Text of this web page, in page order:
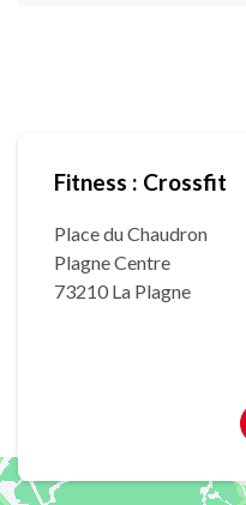
Fitness : Crossfit
Place du Chaudron
Plagne Centre
73210 La Plagne